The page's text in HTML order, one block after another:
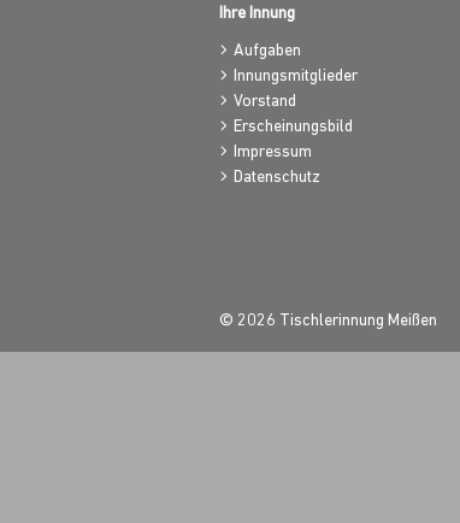
Ihre Innung
Aufgaben
Innungsmitglieder
Vorstand
Erscheinungsbild
Impressum
Datenschutz
© 2026 Tischlerinnung Meißen